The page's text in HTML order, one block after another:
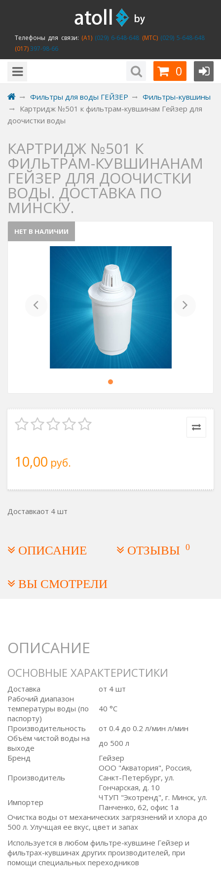
Телефоны для связи: (A1)(029) 6-648-648 (MTC)(029) 5-648-648
(017)397-98-66
0
Фильтры для воды ГЕЙЗЕР
Фильтры-кувшины
Картридж №501 к фильтрам-кувшинам Гейзер для
доочистки воды
КАРТРИДЖ №501 К
ФИЛЬТРАМ-КУВШИНАНАМ
ГЕЙЗЕР ДЛЯ ДООЧИСТКИ
ВОДЫ. ДОСТАВКА ПО
МИНСКУ.
НЕТ В НАЛИЧИИ
Previous
10,00 руб.
Доставкаот 4 шт
ОПИСАНИЕ ОТЗЫВЫ 0
ВЫ СМОТРЕЛИ
ОПИСАНИЕ
ОСНОВНЫЕ ХАРАКТЕРИСТИКИ
Доставка
от 4 шт
Рабочий диапазон
температуры воды (по
паспорту)
40 °C
Производительность
от 0.4 до 0.2 л/мин л/мин
Объём чистой воды на
выходе
до 500 л
Бренд
Гейзер
Производитель
ООО "Акватория", Россия,
Санкт-Петербург, ул.
Гончарская, д. 10
Импортер
ЧТУП "Экотренд", г. Минск, ул.
Панченко, 62, офис 1а
Очистка воды от механических загрязнений и хлора до
500 л. Улучщая ее вкус, цвет и запах
Используется в любом фильтре-кувшине Гейзер и
фильтрах-кувшинах других производителей, при
помощи специальных переходников